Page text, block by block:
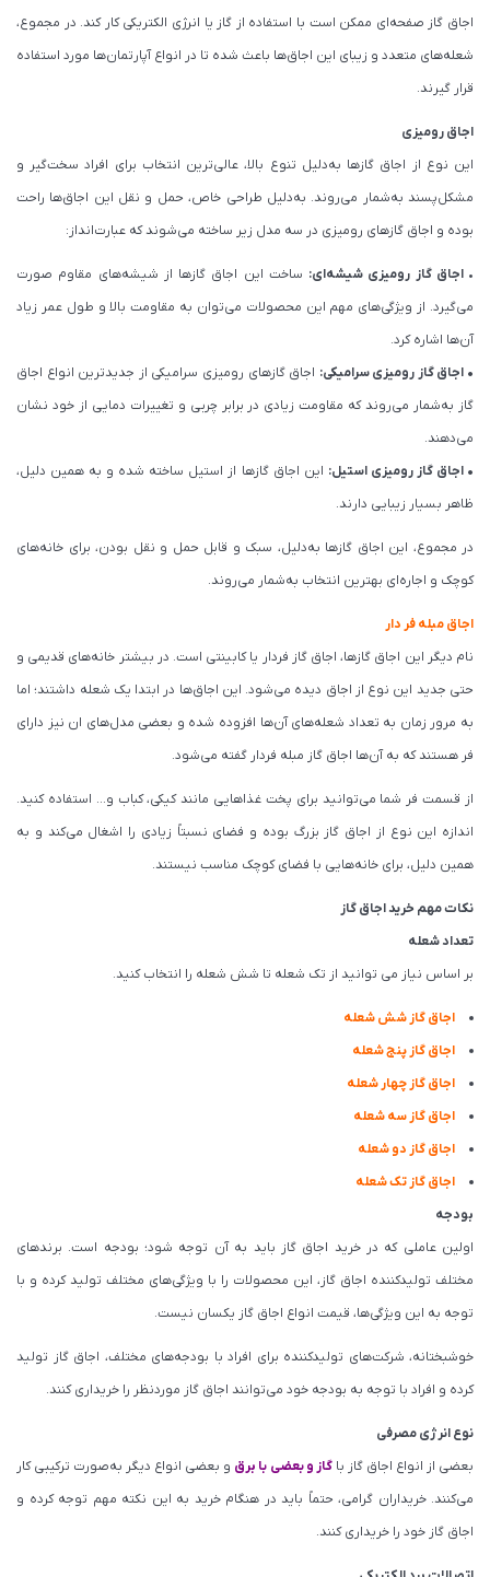
اجاق گاز صفحه‌ای ممکن است با استفاده از گاز یا انرژی الکتریکی کار کند. در مجموع،
شعله‌های متعدد و زیبای این اجاق‌ها باعث شده تا در انواع آپارتمان‌ها مورد استفاده
قرار گیرند.
اجاق رومیزی
این نوع از اجاق گازها به‌دلیل تنوع بالا، عالی‌ترین انتخاب برای افراد سخت‌گیر و
مشکل‌پسند به‌شمار می‌روند. به‌دلیل طراحی خاص، حمل و نقل این اجاق‌ها راحت
بوده و اجاق گازهای رومیزی در سه مدل زیر ساخته می‌شوند که عبارت‌انداز:
• اجاق گاز رومیزی شیشه‌ای: ساخت این اجاق گازها از شیشه‌های مقاوم صورت
می‌گیرد. از ویژگی‌های مهم این محصولات می‌توان به مقاومت بالا و طول عمر زیاد
آن‌ها اشاره کرد.
• اجاق گاز رومیزی سرامیکی: اجاق گازهای رومیزی سرامیکی از جدیدترین انواع اجاق
گاز به‌شمار می‌روند که مقاومت زیادی در برابر چربی و تغییرات دمایی از خود نشان
می‌دهند.
• اجاق گاز رومیزی استیل: این اجاق گازها از استیل ساخته شده و به همین دلیل،
ظاهر بسیار زیبایی دارند.
در مجموع، این اجاق گازها به‌دلیل، سبک و قابل حمل و نقل بودن، برای خانه‌های
کوچک و اجاره‌ای بهترین انتخاب به‌شمار می‌روند.
اجاق مبله فر دار
نام دیگر این اجاق گازها، اجاق گاز فردار یا کابینتی است. در بیشتر خانه‌های قدیمی و
حتی جدید این نوع از اجاق دیده می‌شود. این اجاق‌ها در ابتدا یک شعله داشتند؛ اما
به مرور زمان به تعداد شعله‌های آن‌ها افزوده شده و بعضی مدل‌های ان نیز دارای
فر هستند که به آن‌ها اجاق گاز مبله فردار گفته می‌شود.
از قسمت فر شما می‌توانید برای پخت غذاهایی مانند کیکی، کباب و… استفاده کنید.
اندازه این نوع از اجاق گاز بزرگ بوده و فضای نسبتاً زیادی را اشغال می‌کند و به
همین دلیل، برای خانه‌هایی با فضای کوچک مناسب نیستند.
نکات مهم خرید اجاق گاز
تعداد شعله
بر اساس نیاز می توانید از تک شعله تا شش شعله را انتخاب کنید.
اجاق گاز شش شعله
اجاق گاز پنج شعله
اجاق گاز چهار شعله
اجاق گاز سه شعله
اجاق گاز دو شعله
اجاق گاز تک شعله
بودجه
اولین عاملی که در خرید اجاق گاز باید به آن توجه شود؛ بودجه است. برندهای
مختلف تولیدکننده اجاق گاز، این محصولات را با ویژگی‌های مختلف تولید کرده و با
توجه به این ویژگی‌ها، قیمت انواع اجاق گاز یکسان نیست.
خوشبختانه، شرکت‌های تولیدکننده برای افراد با بودجه‌های مختلف، اجاق گاز تولید
کرده و افراد با توجه به بودجه خود می‌توانند اجاق گاز موردنظر را خریداری کنند.
نوع انرژی مصرفی
بعضی از انواع اجاق گاز باگاز و بعضی با برق و بعضی انواع دیگر به‌صورت ترکیبی کار
می‌کنند. خریداران گرامی، حتماً باید در هنگام خرید به این نکته مهم توجه کرده و
اجاق گاز خود را خریداری کنند.